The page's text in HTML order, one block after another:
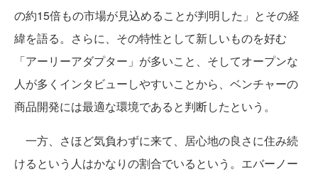
の約15倍もの市場が見込めることが判明した」とその経
緯を語る。さらに、その特性として新しいものを好む
「アーリーアダプター」が多いこと、そしてオープンな
人が多くインタビューしやすいことから、ベンチャーの
商品開発には最適な環境であると判断したという。
一方、さほど気負わずに来て、居心地の良さに住み続
けるという人はかなりの割合でいるという。エバーノー